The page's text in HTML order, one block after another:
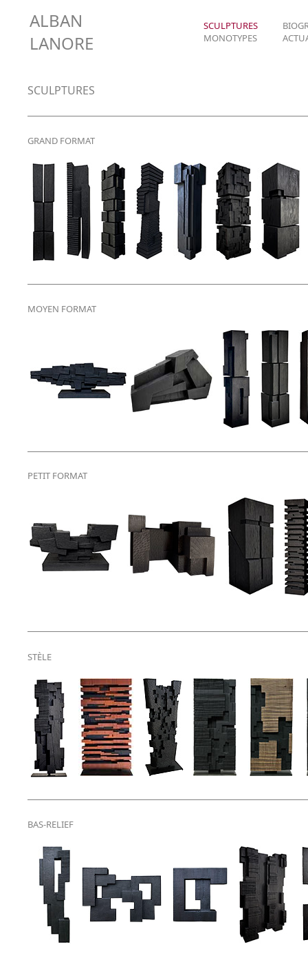
ALBAN
LANORE
SCULPTURES
MONOTYPES
SCULPTURES
GRAND FORMAT
MOYEN FORMAT
PETIT FORMAT
STÈLE
BAS-RELIEF